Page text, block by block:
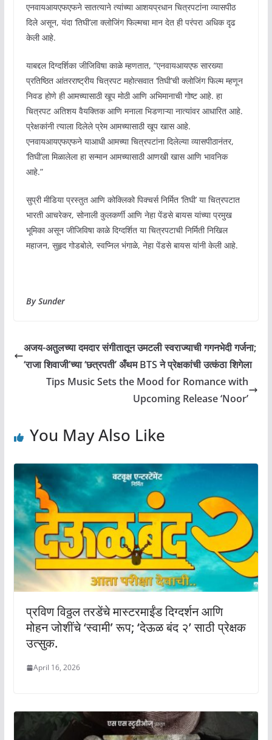
एनवायआयएफएफने सातत्याने त्यांच्या आशयप्रधान चित्रपटांना व्यासपीठ
दिले असून, यंदा ‘तिघी’ला क्लोजिंग फिल्मचा मान देत ही परंपरा अधिक दृढ
केली आहे.
याबद्दल दिग्दर्शिका जीजिविषा काळे म्हणतात, “एनवायआयएफ सारख्या
प्रतिष्ठित आंतरराष्ट्रीय चित्रपट महोत्सवात ‘तिघी’ची क्लोजिंग फिल्म म्हणून
निवड होणे ही आमच्यासाठी खूप मोठी आणि अभिमानाची गोष्ट आहे. हा
चित्रपट अतिशय वैयक्तिक आणि मनाला भिडणाऱ्या नात्यांवर आधारित आहे.
प्रेक्षकांनी त्याला दिलेले प्रेम आमच्यासाठी खूप खास आहे.
एनवायआयएफएफने याआधी आमच्या चित्रपटांना दिलेल्या व्यासपीठानंतर,
‘तिघी’ला मिळालेला हा सन्मान आमच्यासाठी आणखी खास आणि भावनिक
आहे.”
सुप्री मीडिया प्रस्तुत आणि कोक्लिको पिक्चर्स निर्मित ‘तिघी’ या चित्रपटात
भारती आचरेकर, सोनाली कुलकर्णी आणि नेहा पेंडसे बायस यांच्या प्रमुख
भूमिका असून जीजिविषा काळे दिग्दर्शित या चित्रपटाची निर्मिती निखिल
महाजन, सुहृद गोडबोले, स्वप्निल भंगाळे, नेहा पेंडसे बायस यांनी केली आहे.
By Sunder
अजय-अतुलच्या दमदार संगीतातून उमटली स्वराज्याची गगनभेदी गर्जना;
‘राजा शिवाजी’च्या ‘छत्रपती’ अँथम BTS ने प्रेक्षकांची उत्कंठा शिगेला
Tips Music Sets the Mood for Romance with
Upcoming Release ‘Noor’
You May Also Like
प्रविण विठ्ठल तरडेंचे मास्टरमाईंड दिग्दर्शन आणि
मोहन जोशींचे ‘स्वामी’ रूप; ‘देऊळ बंद २’ साठी प्रेक्षक
उत्सुक.
April 16, 2026